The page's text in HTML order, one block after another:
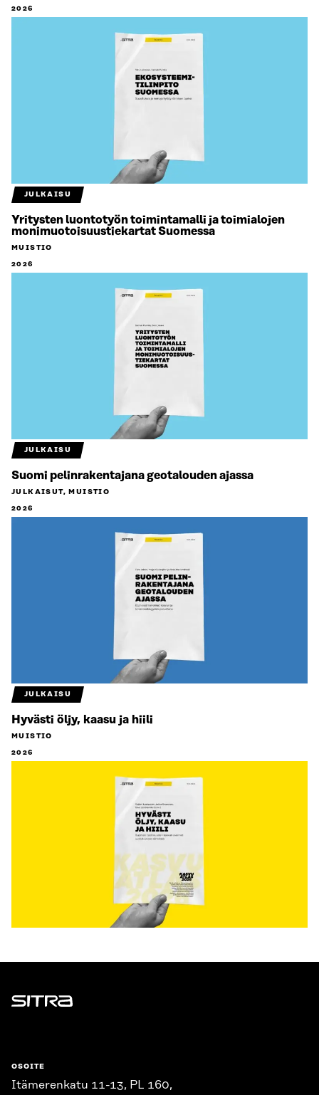
2026
JULKAISU
Yritysten luontotyön toimintamalli ja toimialojen
monimuotoisuustiekartat Suomessa
MUISTIO
2026
JULKAISU
Suomi pelinrakentajana geotalouden ajassa
JULKAISUT, MUISTIO
2026
JULKAISU
Hyvästi öljy, kaasu ja hiili
MUISTIO
2026
Sitra
OSOITE
Itämerenkatu 11-13, PL 160,